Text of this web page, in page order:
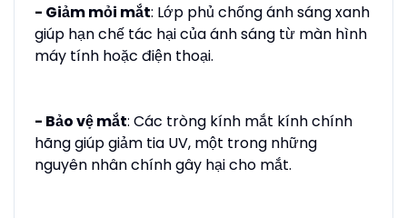
- Giảm mỏi mắt: Lớp phủ chống ánh sáng xanh
giúp hạn chế tác hại của ánh sáng từ màn hình
máy tính hoặc điện thoại.
- Bảo vệ mắt: Các tròng kính mắt kính chính
hãng giúp giảm tia UV, một trong những
nguyên nhân chính gây hại cho mắt.